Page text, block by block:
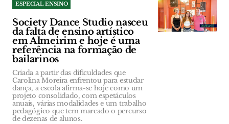
ESPECIAL ENSINO
Society Dance Studio nasceu
da falta de ensino artístico
em Almeirim e hoje é uma
referência na formação de
bailarinos
Criada a partir das dificuldades que
Carolina Moreira enfrentou para estudar
dança, a escola afirma-se hoje como um
projeto consolidado, com espetáculos
anuais, várias modalidades e um trabalho
pedagógico que tem marcado o percurso
de dezenas de alunos.